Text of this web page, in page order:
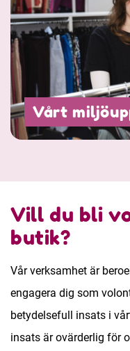
Vårt
Vill du bli
butik?
Vår verksamhet är
engagera dig som
betydelsefull insats i
insats är ovärderlig för